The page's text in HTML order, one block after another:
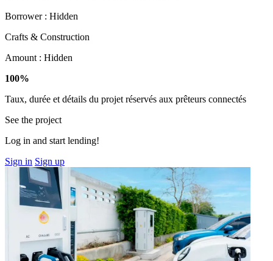
Borrower : Hidden
Crafts & Construction
Amount : Hidden
100%
Taux, durée et détails du projet réservés aux prêteurs connectés
See the project
Log in and start lending!
Sign in Sign up